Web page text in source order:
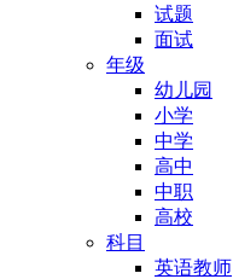
试题
面试
年级
幼儿园
小学
中学
高中
中职
高校
科目
英语教师